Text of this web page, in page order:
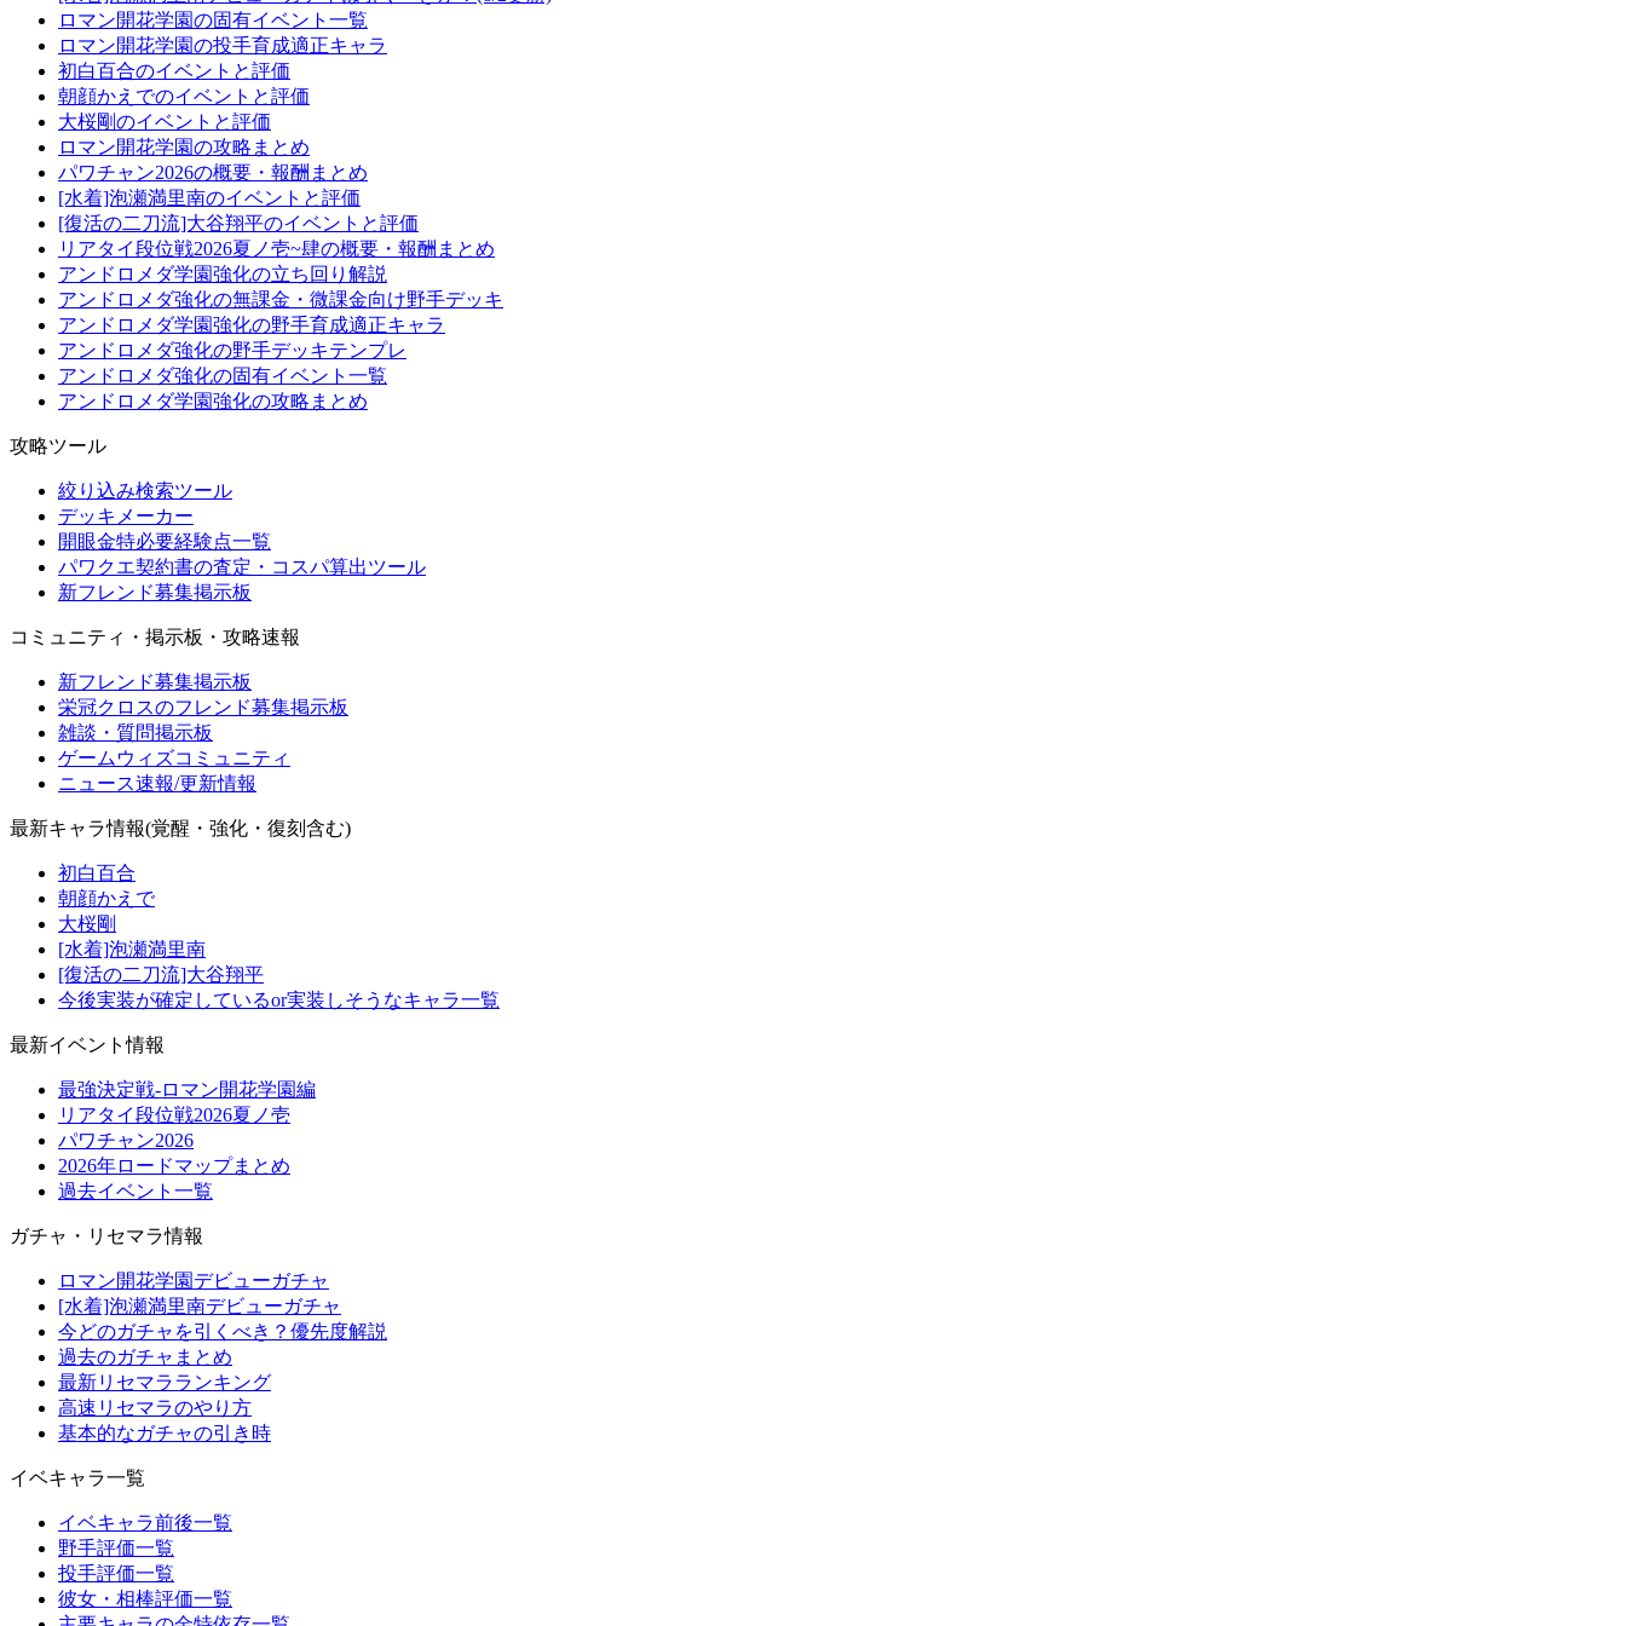
ロマン開花学園の固有イベント一覧
ロマン開花学園の投手育成適正キャラ
初白百合のイベントと評価
朝顔かえでのイベントと評価
大桜剛のイベントと評価
ロマン開花学園の攻略まとめ
パワチャン2026の概要・報酬まとめ
[水着]泡瀬満里南のイベントと評価
[復活の二刀流]大谷翔平のイベントと評価
リアタイ段位戦2026夏ノ壱~肆の概要・報酬まとめ
アンドロメダ学園強化の立ち回り解説
アンドロメダ強化の無課金・微課金向け野手デッキ
アンドロメダ学園強化の野手育成適正キャラ
アンドロメダ強化の野手デッキテンプレ
アンドロメダ強化の固有イベント一覧
アンドロメダ学園強化の攻略まとめ
攻略ツール
絞り込み検索ツール
デッキメーカー
開眼金特必要経験点一覧
パワクエ契約書の査定・コスパ算出ツール
新フレンド募集掲示板
コミュニティ・掲示板・攻略速報
新フレンド募集掲示板
栄冠クロスのフレンド募集掲示板
雑談・質問掲示板
ゲームウィズコミュニティ
ニュース速報/更新情報
最新キャラ情報(覚醒・強化・復刻含む)
初白百合
朝顔かえで
大桜剛
[水着]泡瀬満里南
[復活の二刀流]大谷翔平
今後実装が確定しているor実装しそうなキャラ一覧
最新イベント情報
最強決定戦-ロマン開花学園編
リアタイ段位戦2026夏ノ壱
パワチャン2026
2026年ロードマップまとめ
過去イベント一覧
ガチャ・リセマラ情報
ロマン開花学園デビューガチャ
[水着]泡瀬満里南デビューガチャ
今どのガチャを引くべき？優先度解説
過去のガチャまとめ
最新リセマラランキング
高速リセマラのやり方
基本的なガチャの引き時
イベキャラ一覧
イベキャラ前後一覧
野手評価一覧
投手評価一覧
彼女・相棒評価一覧